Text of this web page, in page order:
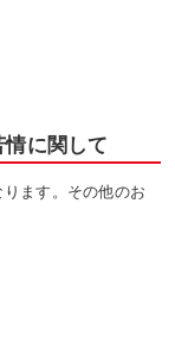
に関して
ます。その他のお